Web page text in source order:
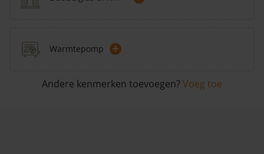
Warmtepomp +
Andere kenmerken toevoegen? Voeg toe